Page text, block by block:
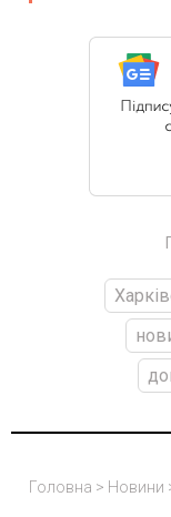
Головна > Новини